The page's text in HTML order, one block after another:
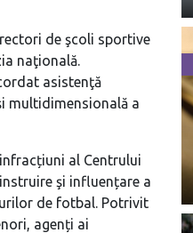
de şcoli sportive
naţională.
asistenţă
multidimensională a
al Centrului
şi influențare a
de fotbal. Potrivit
agenți ai